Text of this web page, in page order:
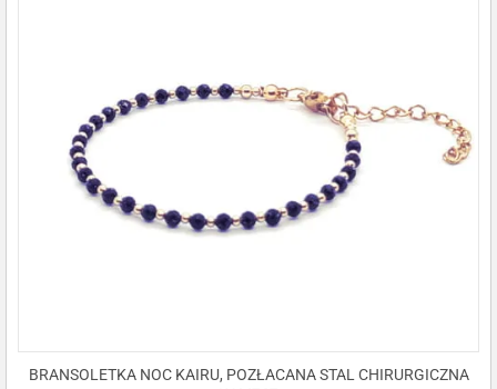
BRANSOLETKA NOC KAIRU, POZŁACANA STAL CHIRURGICZNA